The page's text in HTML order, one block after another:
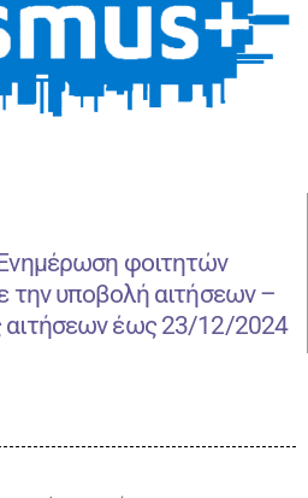
φοιτητών
την υποβολή αιτήσεων –
έως 23/12/2024